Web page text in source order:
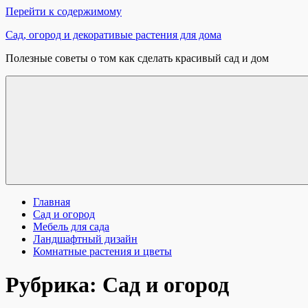
Перейти к содержимому
Сад, огород и декоративые растения для дома
Полезные советы о том как сделать красивый сад и дом
Главная
Сад и огород
Мебель для сада
Ландшафтный дизайн
Комнатные растения и цветы
Рубрика: Сад и огород